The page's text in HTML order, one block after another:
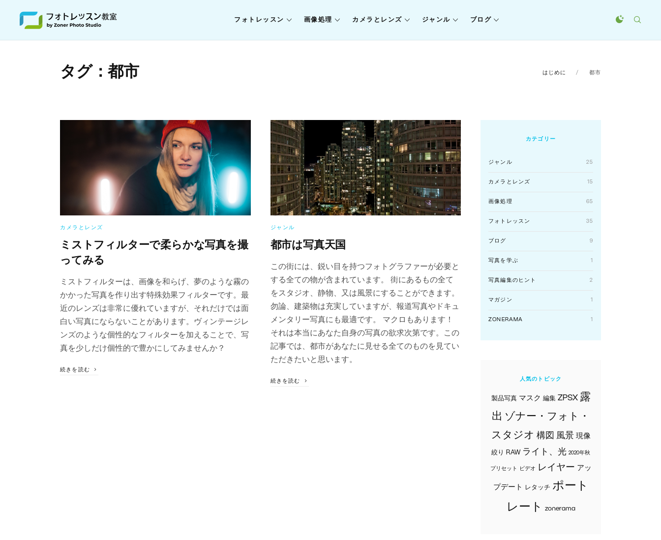
フォトレッスン 画像処理 カメラとレンズ ジャンル ブログ
タグ：都市 はじめに 都市
カメラとレンズ
ミストフィルターで柔らかな写真を撮
ってみる
ミストフィルターは、画像を和らげ、夢のような霧の
かかった写真を作り出す特殊効果フィルターです。最
近のレンズは非常に優れていますが、それだけでは面
白い写真にならないことがあります。ヴィンテージレ
ンズのような個性的なフィルターを加えることで、写
真を少しだけ個性的で豊かにしてみませんか？
続きを読む
ジャンル
都市は写真天国
この街には、鋭い目を持つフォトグラファーが必要と
する全ての物が含まれています。 街にあるもの全て
をスタジオ、静物、又は風景にすることができます。
勿論、建築物は充実していますが、報道写真やドキュ
メンタリー写真にも最適です。 マクロもあります！
それは本当にあなた自身の写真の欲求次第です。この
記事では、都市があなたに見せる全てのものを見てい
ただきたいと思います。
続きを読む
カテゴリー
ジャンル 25
カメラとレンズ 15
画像処理 65
フォトレッスン 35
ブログ 9
写真を学ぶ 1
写真編集のヒント 2
マガジン 1
ZONERAMA 1
人気のトピック
製品写真 マスク 編集 ZPSX 露
出 ゾナー・フォト・
スタジオ 構図 風景 現像
絞り RAW ライト、光 2020年秋
プリセット ビデオ レイヤー アッ
プデート レタッチ ポート
レート
zonerama